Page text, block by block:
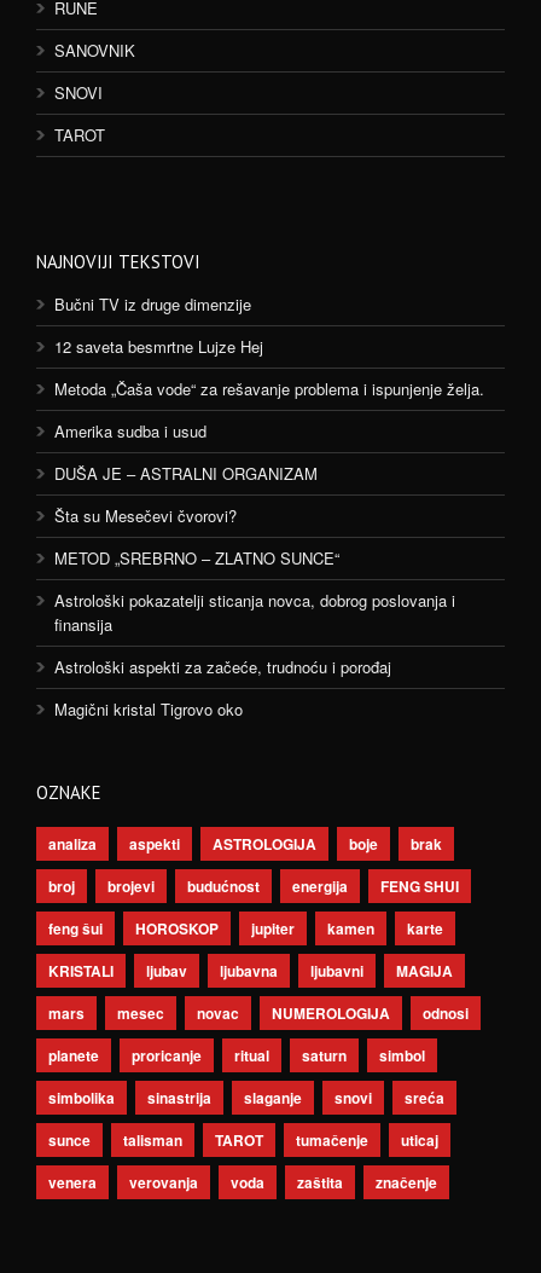
RUNE
SANOVNIK
SNOVI
TAROT
NAJNOVIJI TEKSTOVI
Bučni TV iz druge dimenzije
12 saveta besmrtne Lujze Hej
Metoda „Čaša vode“ za rešavanje problema i ispunjenje želja.
Amerika sudba i usud
DUŠA JE – ASTRALNI ORGANIZAM
Šta su Mesečevi čvorovi?
METOD „SREBRNO – ZLATNO SUNCE“
Astrološki pokazatelji sticanja novca, dobrog poslovanja i
finansija
Astrološki aspekti za začeće, trudnoću i porođaj
Magični kristal Tigrovo oko
OZNAKE
analiza aspekti ASTROLOGIJA boje
brak
broj
brojevi budućnost energija
FENG SHUI
feng šui
HOROSKOP jupiter kamen
karte
KRISTALI
ljubav ljubavna ljubavni
MAGIJA
mars
mesec novac NUMEROLOGIJA
odnosi
planete
proricanje ritual saturn
simbol
simbolika
sinastrija slaganje snovi
sreća
sunce
talisman TAROT tumačenje
uticaj
venera
verovanja voda zaštita značenje